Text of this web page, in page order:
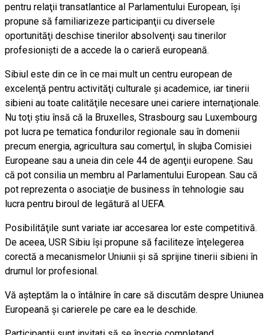
pentru relaţii transatlantice al Parlamentului European, îşi
propune să familiarizeze participanţii cu diversele
oportunităţi deschise tinerilor absolvenţi sau tinerilor
profesionişti de a accede la o carieră europeană.
Sibiul este din ce în ce mai mult un centru european de
excelenţă pentru activităţi culturale şi academice, iar tinerii
sibieni au toate calităţile necesare unei cariere internaţionale.
Nu toţi ştiu însă că la Bruxelles, Strasbourg sau Luxembourg
pot lucra pe tematica fondurilor regionale sau în domenii
precum energia, agricultura sau comerţul, în slujba Comisiei
Europeane sau a uneia din cele 44 de agenţii europene. Sau
că pot consilia un membru al Parlamentului European. Sau că
pot reprezenta o asociaţie de business în tehnologie sau
lucra pentru biroul de legătură al UEFA.
Posibilităţile sunt variate iar accesarea lor este competitivă.
De aceea, USR Sibiu îşi propune să faciliteze înţelegerea
corectă a mecanismelor Uniunii şi să sprijine tinerii sibieni în
drumul lor profesional.
Vă aşteptăm la o întâlnire în care să discutăm despre Uniunea
Europeană şi carierele pe care ea le deschide.